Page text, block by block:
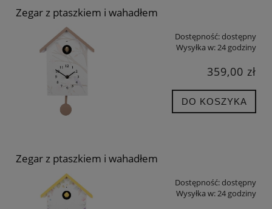
Zegar z ptaszkiem i wahadłem
Dostępność:dostępny
Wysyłka w:24 godziny
359,00 zł
DO KOSZYKA
Zegar z ptaszkiem i wahadłem
Dostępność:dostępny
Wysyłka w:24 godziny